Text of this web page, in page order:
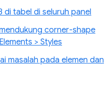
di tabel di seluruh panel
corner-shape
> Styles
masalah pada elemen dan